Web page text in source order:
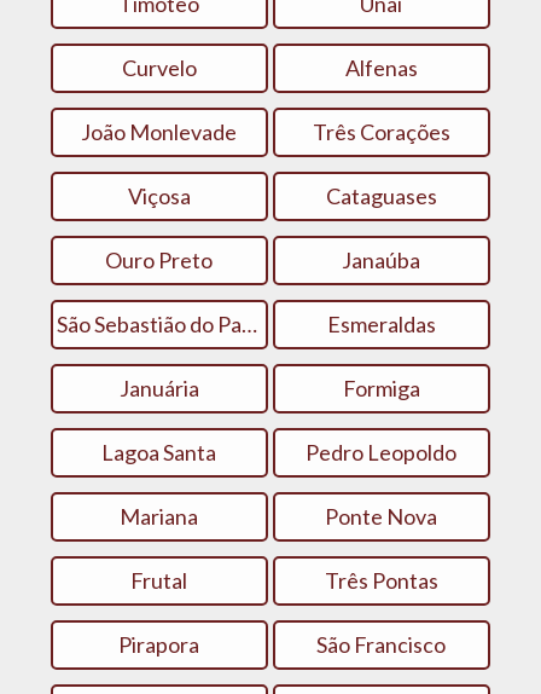
Curvelo Alfenas
João Monlevade Três Corações
Viçosa Cataguases
Ouro Preto Janaúba
São Sebastião do Paraíso Esmeraldas
Januária Formiga
Lagoa Santa Pedro Leopoldo
Mariana Ponte Nova
Frutal Três Pontas
Pirapora São Francisco